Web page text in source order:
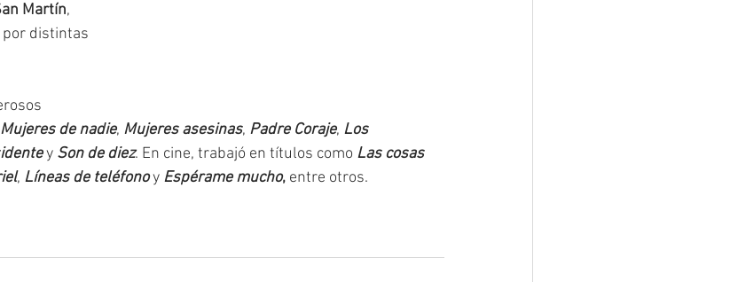
Martín,
por distintas
Mujeres de nadie, Mujeres asesinas, Padre Coraje, Los
y Son de diez. En cine, trabajó en títulos como Las cosas
, Líneas de teléfono y Espérame mucho, entre otros.